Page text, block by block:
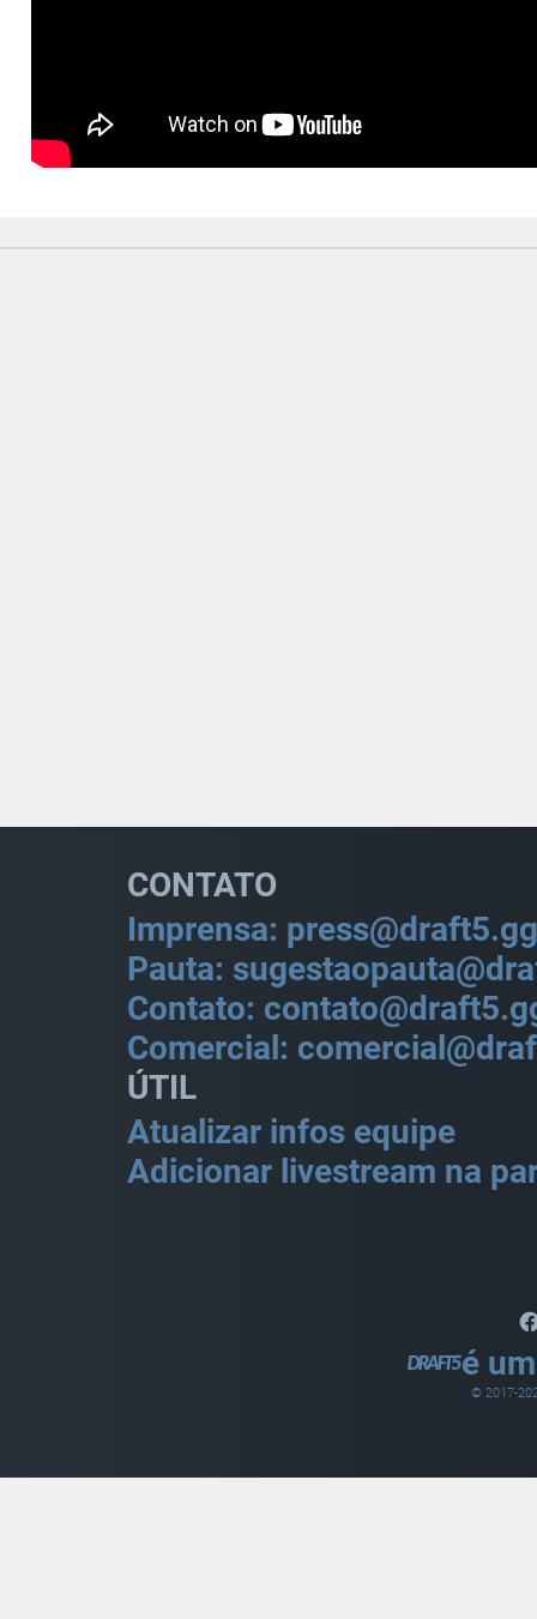
CONTATO
Imprensa: press@draft5.gg
Pauta:
Contato:
Comercial:
ÚTIL
Atualizar infos equipe
Adicionar livestream na
é
© 2017-